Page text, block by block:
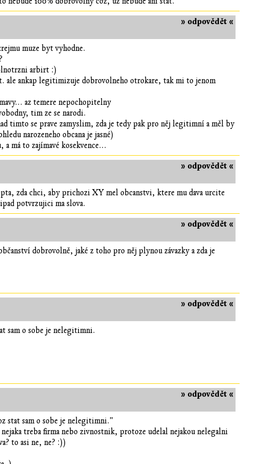
» odpovědět «
muze byt vyhodne.
arbirt :)
ale ankap legitimizuje dobrovolneho otrokare, tak mi to jenom
az temere nepochopitelny
tim ze se narodi.
timto se prave zamyslim, zda je tedy pak pro něj legitimní a měl by
narozeneho obcana je jasné)
má to zajímavé kosekvence...
» odpovědět «
zda chci, aby prichozi XY mel obcanstvi, ktere mu dava urcite
potvrzujici ma slova.
» odpovědět «
dobrovolně, jaké z toho pro něj plynou závazky a zda je
» odpovědět «
sam o sobe je nelegitimni.
» odpovědět «
stat sam o sobe je nelegitimni."
treba firma nebo zivnostnik, protoze udelal nejakou nelegalni
to asi ne, ne? :))